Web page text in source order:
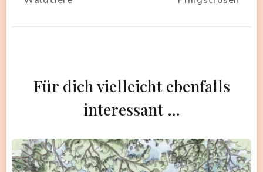
Für dich vielleicht ebenfalls
interessant …